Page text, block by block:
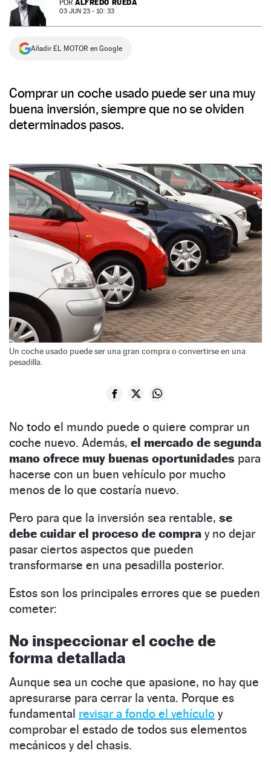
NEWSLETTER
SÍGUENOS
POR ALFREDO RUEDA
03 JUN 23 - 10: 33
Añadir EL MOTOR en Google
Comprar un coche usado puede ser una muy
buena inversión, siempre que no se olviden
determinados pasos.
Un coche usado puede ser una gran compra o convertirse en una
pesadilla.
No todo el mundo puede o quiere comprar un
coche nuevo. Además, el mercado de segunda
mano ofrece muy buenas oportunidades para
hacerse con un buen vehículo por mucho
menos de lo que costaría nuevo.
Pero para que la inversión sea rentable, se
debe cuidar el proceso de compra y no dejar
pasar ciertos aspectos que pueden
transformarse en una pesadilla posterior.
Estos son los principales errores que se pueden
cometer:
No inspeccionar el coche de
forma detallada
Aunque sea un coche que apasione, no hay que
apresurarse para cerrar la venta. Porque es
fundamental revisar a fondo el vehículo y
comprobar el estado de todos sus elementos
mecánicos y del chasis.